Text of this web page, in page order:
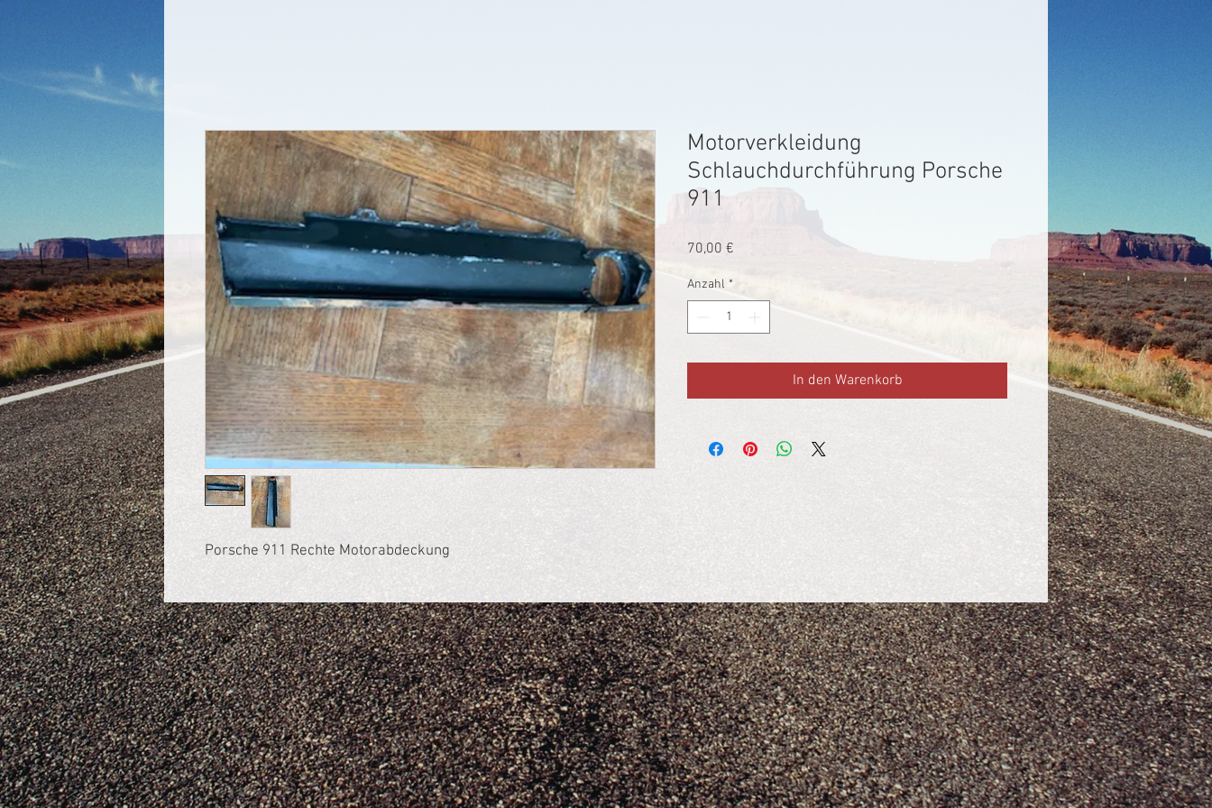
Porsche 911 Rechte Motorabdeckung
Motorverkleidung
Schlauchdurchführung Porsche
911
70,00 €
Anzahl *
In den Warenkorb